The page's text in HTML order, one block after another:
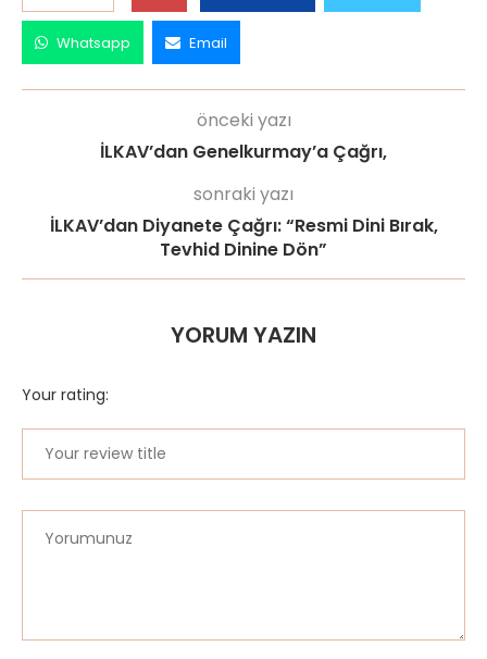
Whatsapp Email
önceki yazı
İLKAV’dan Genelkurmay’a Çağrı,
sonraki yazı
İLKAV’dan Diyanete Çağrı: “Resmi Dini Bırak,
Tevhid Dinine Dön”
YORUM YAZIN
Your rating: